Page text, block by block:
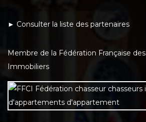
► Consulter la liste des partenaires
Membre de la Fédération Française
Immobiliers